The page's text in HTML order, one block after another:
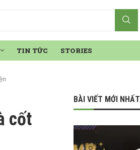
TIN TỨC STORIES
cốt
BÀI VIẾT MỚI NHẤT